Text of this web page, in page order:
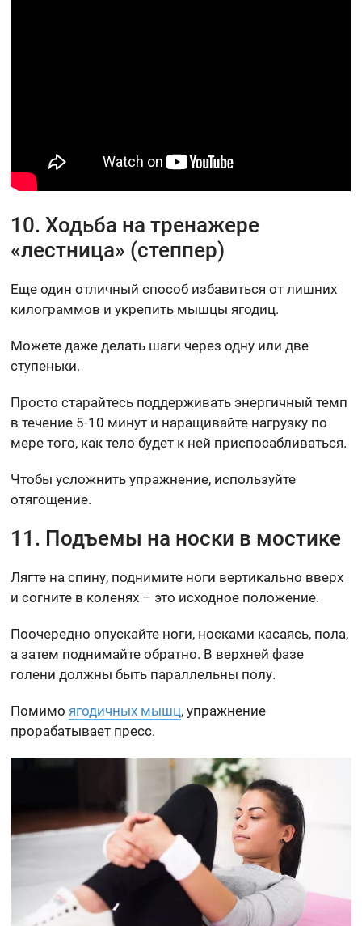
10. Ходьба на тренажере
«лестница» (степпер)
Еще один отличный способ избавиться от лишних
килограммов и укрепить мышцы ягодиц.
Можете даже делать шаги через одну или две
ступеньки.
Просто старайтесь поддерживать энергичный темп
в течение 5-10 минут и наращивайте нагрузку по
мере того, как тело будет к ней приспосабливаться.
Чтобы усложнить упражнение, используйте
отягощение.
11. Подъемы на носки в мостике
Лягте на спину, поднимите ноги вертикально вверх
и согните в коленях – это исходное положение.
Поочередно опускайте ноги, носками касаясь, пола,
а затем поднимайте обратно. В верхней фазе
голени должны быть параллельны полу.
Помимоягодичных мышц, упражнение
прорабатывает пресс.